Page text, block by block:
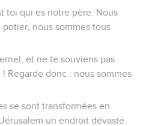
toi qui es notre père. Nous
nous sommes tous
et ne te souviens pas
Regarde donc : nous sommes
se sont transformées en
un endroit dévasté.